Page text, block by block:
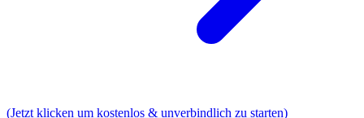
(Jetzt klicken um kostenlos & unverbindlich zu starten)